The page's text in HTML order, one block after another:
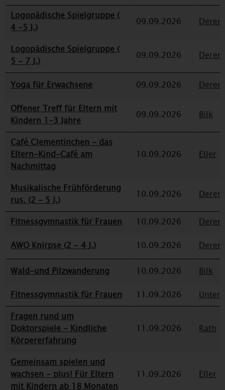
Logopädische Spielgruppe (
4 -5 J.)
09.09.2026
Logopädische Spielgruppe (
5 - 7 J.)
09.09.2026
Yoga für Erwachsene 09.09.2026
Offener Treff für Eltern mit
Kindern 1-3 Jahre
09.09.2026 Bilk
Café Clementinchen - das
Eltern-Kind-Café am
Nachmittag
10.09.2026 Eller
Musikalische Frühförderung
rus. (2 - 5 J.)
10.09.2026
Fitnessgymnastik für Frauen 10.09.2026
AWO Knirpse (2 - 4 J.)
10.09.2026
Wald-und Pilzwanderung 10.09.2026
Bilk
Fitnessgymnastik für Frauen
11.09.2026
Fragen rund um
Doktorspiele - Kindliche
Körpererfahrung
11.09.2026 Rath
Gemeinsam spielen und
wachsen - plus! Für Eltern
mit Kindern ab 18 Monaten
11.09.2026 Eller